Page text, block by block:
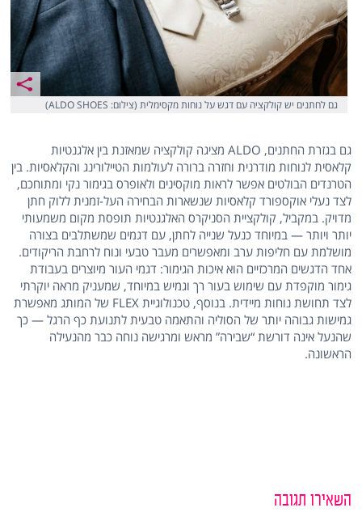
גם לחתנים יש קולקציה עם דגש על נוחות מקסימלית (צילום: ALDO SHOES)
גם בגזרת החתנים, ALDO מציגה קולקציה שמאזנת בין אלגנטיות
קלאסית לנוחות מודרנית וחזרה ברורה לעולמות הטיילורינג והקלאסיות. בין
הטרנדים הבולטים אפשר לראות מוקסינים ולאופרס בגימור נקי ומתוחכם,
לצד נעלי אוקספורד קלאסיות שנשארות הבחירה העל-זמנית ללוק חתן
מדויק. במקביל, קולקציית הסניקרס האלגנטיות תופסת מקום משמעותי
יותר ויותר — במיוחד כנעל שנייה לחתן, עם דגמים שמשתלבים בצורה
מושלמת עם חליפות ערב ומאפשרים מעבר טבעי ונוח לרחבת הריקודים.
אחד הדגשים המרכזיים הוא איכות הגימור: דגמי העור מיוצרים בעבודת
גימור מוקפדת עם שימוש בעור רך וגמיש במיוחד, שמעניק מראה יוקרתי
לצד תחושת נוחות מיידית. בנוסף, טכנולוגיית FLEX של המותג מאפשרת
גמישות גבוהה יותר של הסוליה והתאמה טבעית לתנועת כף הרגל — כך
שהנעל אינה דורשת “שבירה” מראש ומרגישה נוחה כבר מהנעילה
הראשונה.
השאירו תגובה